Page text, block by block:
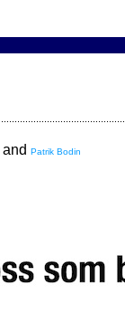
and Patrik Bodin